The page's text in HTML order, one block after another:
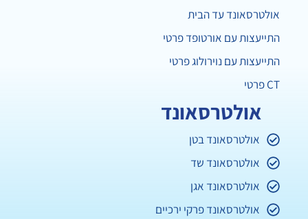
אולטרסאונד עד הבית
התייעצות עם אורטופד פרטי
התייעצות עם נוירולוג פרטי
CT פרטי
אולטרסאונד
אולטרסאונד בטן
אולטרסאונד שד
אולטרסאונד אגן
אולטרסאונד פרקי ירכיים